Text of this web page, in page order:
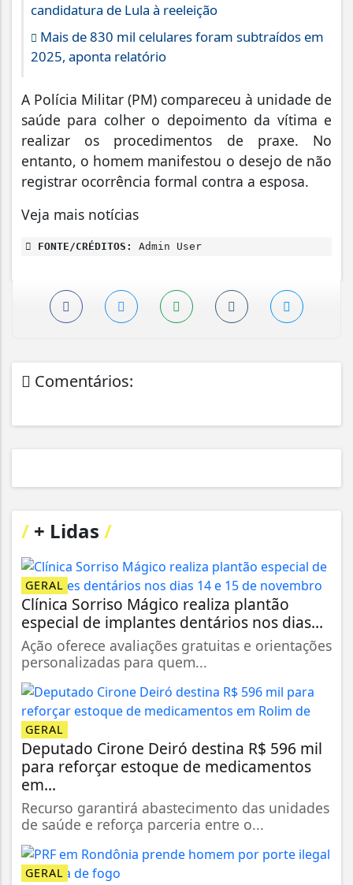
candidatura de Lula à reeleição
Mais de 830 mil celulares foram subtraídos em
2025, aponta relatório
A Polícia Militar (PM) compareceu à unidade de
saúde para colher o depoimento da vítima e
realizar os procedimentos de praxe. No
entanto, o homem manifestou o desejo de não
registrar ocorrência formal contra a esposa.
Veja mais notícias
FONTE/CRÉDITOS: Admin User
Comentários:
/ + Lidas /
GERAL
Clínica Sorriso Mágico realiza plantão
especial de implantes dentários nos dias...
Ação oferece avaliações gratuitas e orientações
personalizadas para quem...
GERAL
Deputado Cirone Deiró destina R$ 596 mil
para reforçar estoque de medicamentos
em...
Recurso garantirá abastecimento das unidades
de saúde e reforça parceria entre o...
GERAL